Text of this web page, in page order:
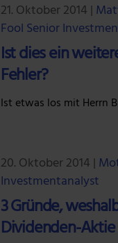
21. Oktober 2014 |
Fool Senior
Ist dies ein
Fehler?
Ist etwas los mit Herrn
20. Oktober 2014 |
Investmentanalyst
3 Gründe,
Dividenden-